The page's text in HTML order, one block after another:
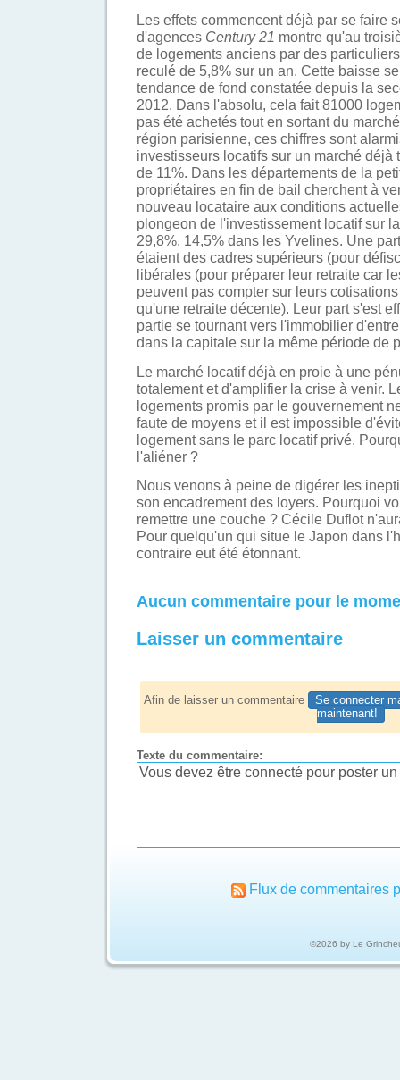
Les effets commencent déjà par se faire
d'agences Century 21 montre qu'au
de logements anciens par des
reculé de 5,8% sur un an. Cette baisse
tendance de fond constatée depuis la
2012. Dans l'absolu, cela fait 81000
pas été achetés tout en sortant du
région parisienne, ces chiffres sont
investisseurs locatifs sur un marché déjà
de 11%. Dans les départements de la
propriétaires en fin de bail cherchent à
nouveau locataire aux conditions
plongeon de l'investissement locatif sur
29,8%, 14,5% dans les Yvelines. Une
étaient des cadres supérieurs (pour
libérales (pour préparer leur retraite car
peuvent pas compter sur leurs
qu'une retraite décente). Leur part s'est
partie se tournant vers l'immobilier
dans la capitale sur la même période de
Le marché locatif déjà en proie à une
totalement et d'amplifier la crise à venir.
logements promis par le gouvernement
faute de moyens et il est impossible
logement sans le parc locatif privé.
l'aliéner ?
Nous venons à peine de digérer les
son encadrement des loyers. Pourquoi
remettre une couche ? Cécile Duflot
Pour quelqu'un qui situe le Japon dans
contraire eut été étonnant.
Aucun commentaire pour le
Laisser un commentaire
Afin de laisser un commentaire
Se connecter
maintenant!
Texte du commentaire:
Flux de commentaires
©2026 by Le